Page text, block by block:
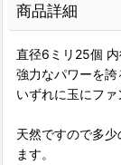
商品詳細
直径6ミリ25個
強力なパワーを誇
いずれに玉にファ
天然ですので多
ます。